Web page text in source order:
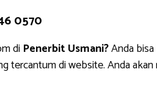
0570
diPenerbit Usmani?Anda
tercantum di website. Anda